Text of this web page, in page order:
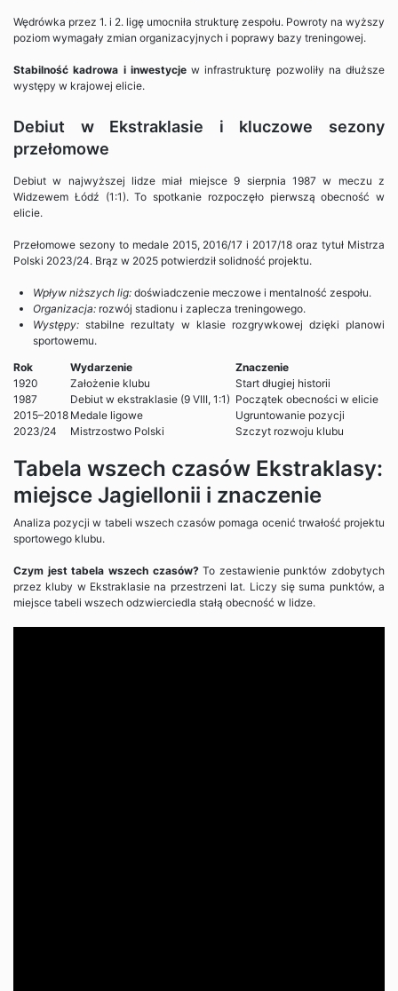
Wędrówka przez 1. i 2. ligę umocniła strukturę zespołu. Powroty na wyższy
poziom wymagały zmian organizacyjnych i poprawy bazy treningowej.
Stabilność kadrowa i inwestycjew infrastrukturę pozwoliły na dłuższe
występy w krajowej elicie.
Debiut w Ekstraklasie i kluczowe sezony
przełomowe
Debiut w najwyższej lidze miał miejsce 9 sierpnia 1987 w meczu z
Widzewem Łódź (1:1). To spotkanie rozpoczęło pierwszą obecność w
elicie.
Przełomowe sezony to medale 2015, 2016/17 i 2017/18 oraz tytuł Mistrza
Polski 2023/24. Brąz w 2025 potwierdził solidność projektu.
Wpływ niższych lig: doświadczenie meczowe i mentalność zespołu.
Organizacja: rozwój stadionu i zaplecza treningowego.
Występy: stabilne rezultaty w klasie rozgrywkowej dzięki planowi
sportowemu.
Rok
Wydarzenie
Znaczenie
1920
Założenie klubu
Start długiej historii
1987
Debiut w ekstraklasie (9 VIII, 1:1) Początek obecności w elicie
2015–2018 Medale ligowe
Ugruntowanie pozycji
2023/24
Mistrzostwo Polski Szczyt rozwoju klubu
Tabela wszech czasów Ekstraklasy:
miejsce Jagiellonii i znaczenie
Analiza pozycji w tabeli wszech czasów pomaga ocenić trwałość projektu
sportowego klubu.
Czym jest tabela wszech czasów?To zestawienie punktów zdobytych
przez kluby w Ekstraklasie na przestrzeni lat. Liczy się suma punktów, a
miejsce tabeli wszech odzwierciedla stałą obecność w lidze.